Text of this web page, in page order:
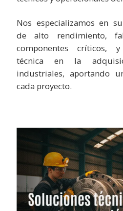
Nos especializamos en
de alto rendimiento,
componentes críticos,
técnica en la
industriales, aportando
cada proyecto.